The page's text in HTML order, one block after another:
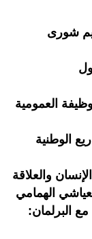
شورى
العمومية
الوطنية
والعلاقة
الهمامي
البرلمان: